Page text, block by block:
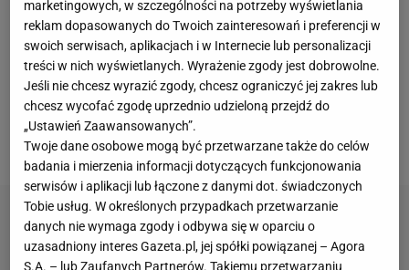
RajdEsztergom-Nyerges toczy się na węgierskich
trasach, a biorące w nim udział pojazdy poruszają
się po asfalcie. Podczas zmagań wzdłuż trasy stoją
kibice, którzy z bliska przyglądają się wydarzeniu.
Niestety na odcinku pomiędzy miastami Labatlan i
Bajot wydarzyły się katastrofalne sceny.
marketingowych, w szczególności na potrzeby wyświetlania
reklam dopasowanych do Twoich zainteresowań i preferencji w
swoich serwisach, aplikacjach i w Internecie lub personalizacji
treści w nich wyświetlanych. Wyrażenie zgody jest dobrowolne.
Jeśli nie chcesz wyrazić zgody, chcesz ograniczyć jej zakres lub
chcesz wycofać zgodę uprzednio udzieloną przejdź do
„Ustawień Zaawansowanych”.
Twoje dane osobowe mogą być przetwarzane także do celów
badania i mierzenia informacji dotyczących funkcjonowania
serwisów i aplikacji lub łączone z danymi dot. świadczonych
Tobie usług. W określonych przypadkach przetwarzanie
danych nie wymaga zgody i odbywa się w oparciu o
uzasadniony interes Gazeta.pl, jej spółki powiązanej – Agora
S.A. – lub Zaufanych Partnerów. Takiemu przetwarzaniu